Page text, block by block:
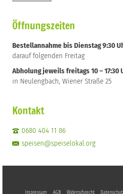
Öffnungszeiten
Bestellannahme bis Dienstag 9:30
darauf folgenden Freitag
Abholung jeweils freitags 10 – 17:30
in Neulengbach, Wiener Straße 25
Kontakt
0680 404 11 86
speisen@speiselokal.org
Impressum AGB Widerrufsrecht